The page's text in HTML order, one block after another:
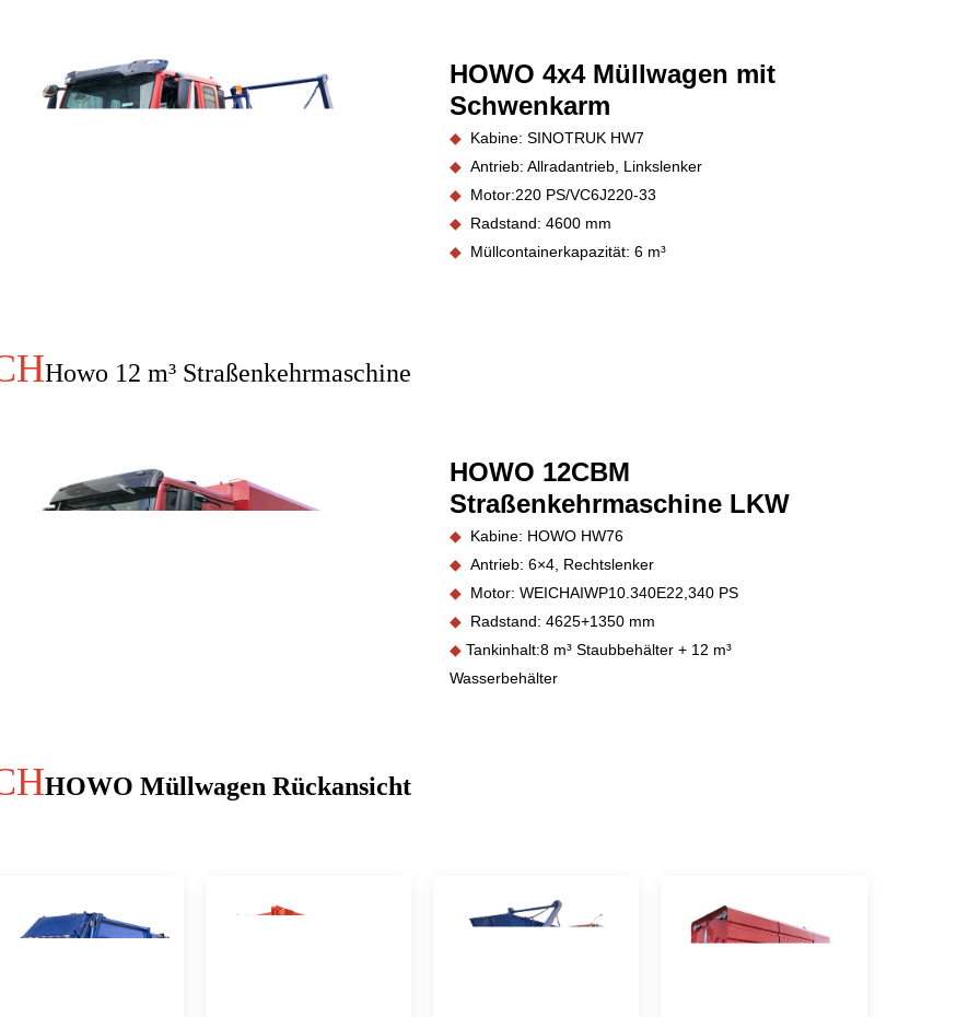
HOWO 4x4 Müllwagen mit
Schwenkarm
◆ Kabine: SINOTRUK HW7
◆ Antrieb: Allradantrieb, Linkslenker
◆ Motor:220 PS/VC6J220-33
◆ Radstand: 4600 mm
◆ Müllcontainerkapazität: 6 m³
Howo 12 m³ Straßenkehrmaschine
HOWO 12CBM
StraßenkehrmaschineLKW
◆ Kabine: HOWO HW76
◆ Antrieb: 6×4, Rechtslenker
◆ Motor: WEICHAIWP10.340E22,340 PS
◆ Radstand: 4625+1350 mm
◆ Tankinhalt:8 m³ Staubbehälter + 12 m³
Wasserbehälter
HOWO Müllwagen Rückansicht